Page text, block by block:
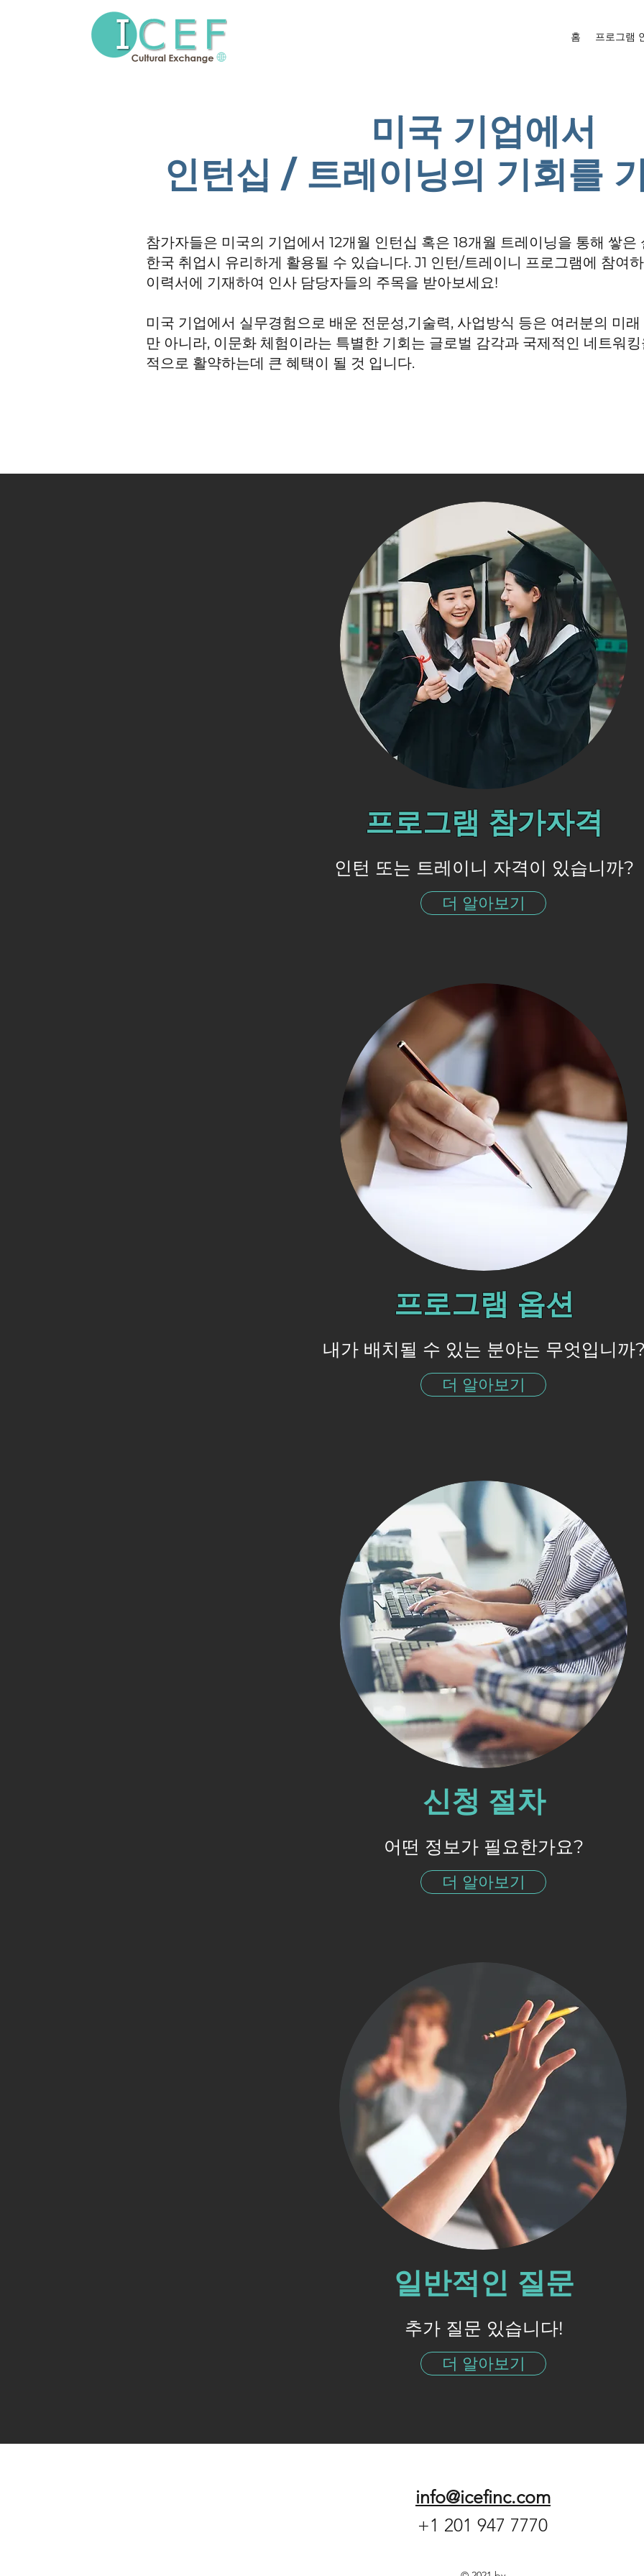
홈 프로그램
미국 기업에서
인턴십 / 트레이닝의 기회를
참가자들은 미국의 기업에서 12개월 인턴십 혹은 18개월 트레이닝을 통해 쌓
한국 취업시 유리하게 활용될 수 있습니다. J1 인턴/트레이니 프로그램에 참여
이력서에 기재하여 인사 담당자들의 주목을 받아보세요!
미국 기업에서 실무경험으로 배운 전문성,기술력, 사업방식 등은 여러분의 미
만 아니라, 이문화 체험이라는 특별한 기회는 글로벌 감각과 국제적인 네트워
적으로 활약하는데 큰 혜택이 될 것 입니다.
프로그램 참가자격
인턴 또는 트레이니 자격이 있습니까?
더 알아보기
프로그램 옵션
내가 배치될 수 있는 분야는 무엇입니까
더 알아보기
신청 절차
어떤 정보가 필요한가요?
더 알아보기
일반적인 질문
추가 질문 있습니다!
더 알아보기
info@icefinc.com
+1 201 947 7770